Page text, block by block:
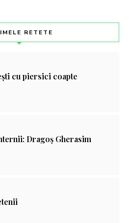
RETETE
cu piersici coapte
Dragoș Gherasim